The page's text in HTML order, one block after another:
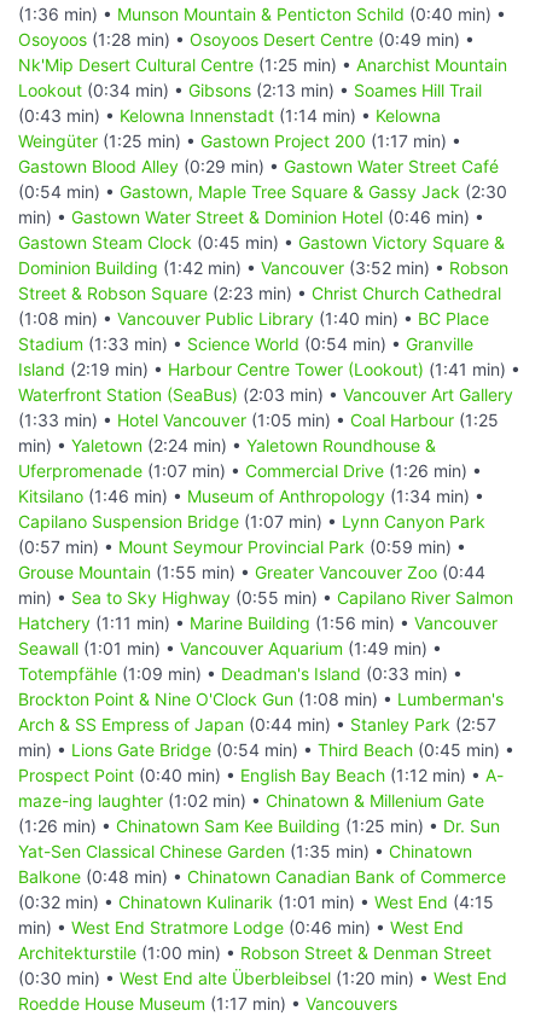
(1:36 min) • Munson Mountain & Penticton Schild (0:40 min) •
Osoyoos (1:28 min) • Osoyoos Desert Centre (0:49 min) •
Nk'Mip Desert Cultural Centre (1:25 min) • Anarchist Mountain
Lookout (0:34 min) • Gibsons (2:13 min) • Soames Hill Trail
(0:43 min) • Kelowna Innenstadt (1:14 min) • Kelowna
Weingüter (1:25 min) • Gastown Project 200 (1:17 min) •
Gastown Blood Alley (0:29 min) • Gastown Water Street Café
(0:54 min) • Gastown, Maple Tree Square & Gassy Jack (2:30
min) • Gastown Water Street & Dominion Hotel (0:46 min) •
Gastown Steam Clock (0:45 min) • Gastown Victory Square &
Dominion Building (1:42 min) • Vancouver (3:52 min) • Robson
Street & Robson Square (2:23 min) • Christ Church Cathedral
(1:08 min) • Vancouver Public Library (1:40 min) • BC Place
Stadium (1:33 min) • Science World (0:54 min) • Granville
Island (2:19 min) • Harbour Centre Tower (Lookout) (1:41 min) •
Waterfront Station (SeaBus) (2:03 min) • Vancouver Art Gallery
(1:33 min) • Hotel Vancouver (1:05 min) • Coal Harbour (1:25
min) • Yaletown (2:24 min) • Yaletown Roundhouse &
Uferpromenade (1:07 min) • Commercial Drive (1:26 min) •
Kitsilano (1:46 min) • Museum of Anthropology (1:34 min) •
Capilano Suspension Bridge (1:07 min) • Lynn Canyon Park
(0:57 min) • Mount Seymour Provincial Park (0:59 min) •
Grouse Mountain (1:55 min) • Greater Vancouver Zoo (0:44
min) • Sea to Sky Highway (0:55 min) • Capilano River Salmon
Hatchery (1:11 min) • Marine Building (1:56 min) • Vancouver
Seawall (1:01 min) • Vancouver Aquarium (1:49 min) •
Totempfähle (1:09 min) • Deadman's Island (0:33 min) •
Brockton Point & Nine O'Clock Gun (1:08 min) • Lumberman's
Arch & SS Empress of Japan (0:44 min) • Stanley Park (2:57
min) • Lions Gate Bridge (0:54 min) • Third Beach (0:45 min) •
Prospect Point (0:40 min) • English Bay Beach (1:12 min) • A-
maze-ing laughter (1:02 min) • Chinatown & Millenium Gate
(1:26 min) • Chinatown Sam Kee Building (1:25 min) • Dr. Sun
Yat-Sen Classical Chinese Garden (1:35 min) • Chinatown
Balkone (0:48 min) • Chinatown Canadian Bank of Commerce
(0:32 min) • Chinatown Kulinarik (1:01 min) • West End (4:15
min) • West End Stratmore Lodge (0:46 min) • West End
Architekturstile (1:00 min) • Robson Street & Denman Street
(0:30 min) • West End alte Überbleibsel (1:20 min) • West End
Roedde House Museum (1:17 min) • Vancouvers